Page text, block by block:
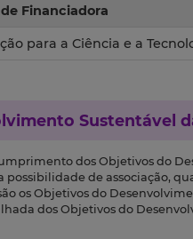
Financiadora
para a Ciência e a
Sustentável
dos Objetivos do
possibilidade de associação,
os Objetivos do
dos Objetivos do